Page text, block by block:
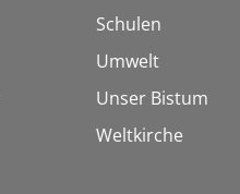
Schulen
Umwelt
Unser Bistum
Weltkirche